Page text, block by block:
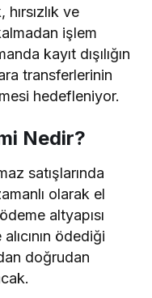
hırsızlık ve
işlem
kayıt dışılığın
transferlerinin
hedefleniyor.
Nedir?
satışlarında
olarak el
altyapısı
ödediği
doğrudan